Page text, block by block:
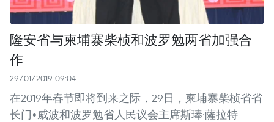
隆安省与柬埔寨柴桢和波罗勉两省加强合
作
29/01/2019 09:04
在2019年春节即将到来之际，29日，柬埔寨柴桢省省
长门•威波和波罗勉省人民议会主席斯琫·薩拉特